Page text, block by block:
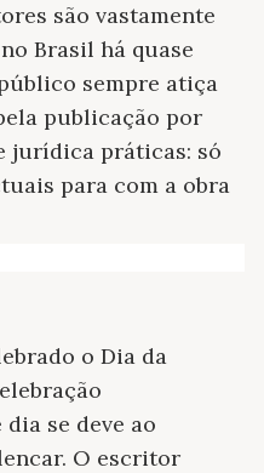
são vastamente
Brasil há quase
sempre atiça
publicação por
jurídica práticas: só
para com a obra
o Dia da
se deve ao
O escritor